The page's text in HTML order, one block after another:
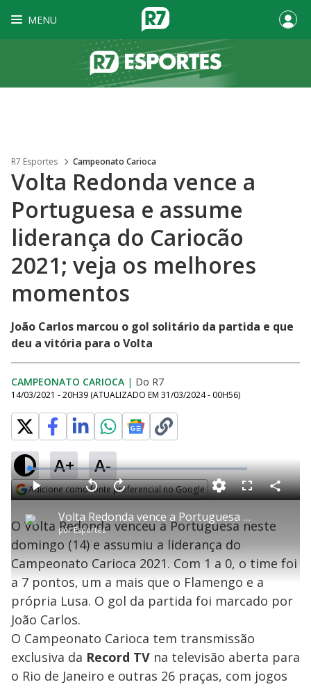
MENU
R7 Esportes Campeonato Carioca
Volta Redonda vence a
Portuguesa e assume
liderança do Cariocão
2021; veja os melhores
momentos
João Carlos marcou o gol solitário da partida e que
deu a vitória para o Volta
CAMPEONATO CARIOCA | Do R7
14/03/2021 - 20H39 (ATUALIZADO EM 31/03/2024 - 00H56)
A+ A-
Adicione como fonte preferencial no Google
P
l
a
y
Volta Redonda vence a Portuguesa e assume liderança do Cariocão 2021; veja os melhores momentos
porEsportes
P V
l
t
a
r
0
e
g
n
d
A
n
ç
a
1
s
e
u
n
o
s
M
d
o
L
o
a
d
e
4
.
0
5
%
F
l
s
c
n
C
o
a
r
a
O Volta Redonda venceu a Portuguesa neste
domingo (14) e assumiu a liderança do
Campeonato Carioca 2021. Com 1 a 0, o time foi
a 7 pontos, um a mais que o Flamengo e a
própria Lusa. O gol da partida foi marcado por
João Carlos.
O Campeonato Carioca tem transmissão
exclusiva da Record TV na televisão aberta para
o Rio de Janeiro e outras 26 praças, com jogos